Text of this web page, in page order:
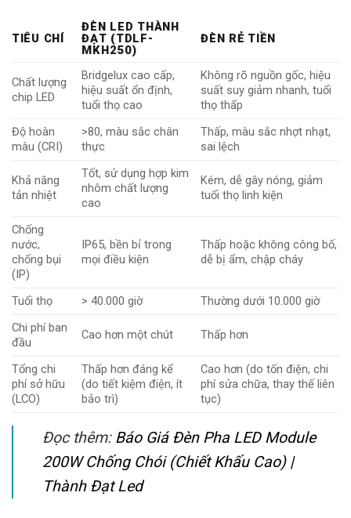
TIÊU CHÍ
ĐÈN LED THÀNH
ĐẠT (TDLF-
MKH250)
ĐÈN RẺ TIỀN
Chất lượng
chip LED
Bridgelux cao cấp,
hiệu suất ổn định,
tuổi thọ cao
Không rõ nguồn gốc, hiệu
suất suy giảm nhanh, tuổi
thọ thấp
Độ hoàn
màu (CRI)
>80, màu sắc chân
thực
Thấp, màu sắc nhợt nhạt,
sai lệch
Khả năng
tản nhiệt
Tốt, sử dụng hợp kim
nhôm chất lượng
cao
Kém, dễ gây nóng, giảm
tuổi thọ linh kiện
Chống
nước,
chống bụi
(IP)
IP65, bền bỉ trong
mọi điều kiện
Thấp hoặc không công bố,
dễ bị ẩm, chập cháy
Tuổi thọ > 40.000 giờ
Thường dưới 10.000 giờ
Chi phí ban
đầu
Cao hơn một chút Thấp hơn
Tổng chi
phí sở hữu
(LCO)
Thấp hơn đáng kể
(do tiết kiệm điện, ít
bảo trì)
Cao hơn (do tốn điện, chi
phí sửa chữa, thay thế liên
tục)
Đọc thêm: Báo Giá Đèn Pha LED Module
200W Chống Chói (Chiết Khấu Cao) |
Thành Đạt Led